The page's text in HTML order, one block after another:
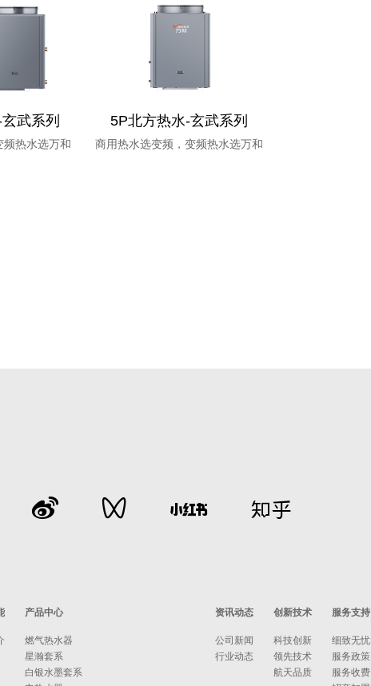
武系列
热水选万和
5P北方热水-玄武系列
商用热水选变频，变频热水选万和
产品中心
燃气热水器
星瀚套系
白银水墨套系
资讯动态
公司新闻
行业动态
创新技术
科技创新
领先技术
航天品质
服务支持
细致无忧
服务政策
服务收费